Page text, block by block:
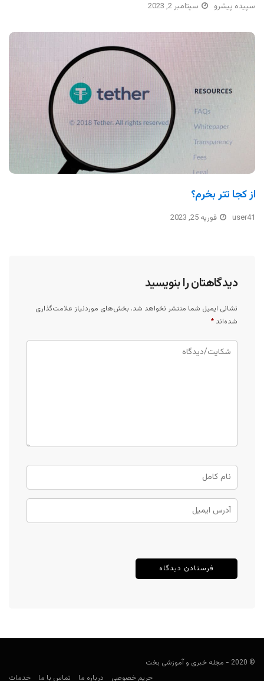
سپیده پیشرو سپتامبر 2, 2023
از کجا تتر بخرم؟
user41 فوریه 25, 2023
دیدگاهتان را بنویسید
نشانی ایمیل شما منتشر نخواهد شد. بخش‌های موردنیاز علامت‌گذاری
شده‌اند *
© 2020 - مجله خبری و آموزشی بخت
حریم خصوصی
درباره ما تماس با ما خدمات